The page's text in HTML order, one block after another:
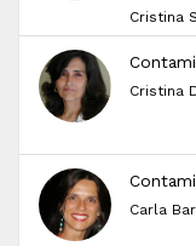
Cristina
Cristina
Carla